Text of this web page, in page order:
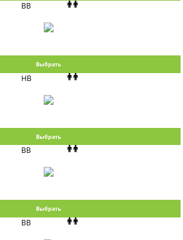
BB
Выбрать
HB
Выбрать
BB
Выбрать
BB